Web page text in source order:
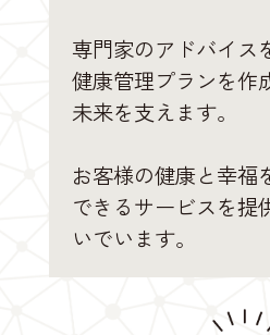
専門家のアドバイス
健康管理プランを作
未来を支えます。
お客様の健康と幸福
できるサービスを提
いでいます。